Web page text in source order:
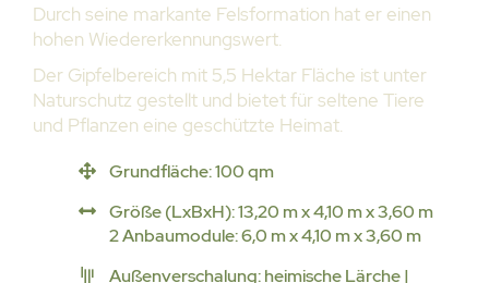
Durch seine markante Felsformation hat er einen
hohen Wiedererkennungswert.
Der Gipfelbereich mit 5,5 Hektar Fläche ist unter
Naturschutz gestellt und bietet für seltene Tiere
und Pflanzen eine geschützte Heimat.
Grundfläche: 100 qm
Größe (LxBxH): 13,20 m x 4,10 m x 3,60 m
2 Anbaumodule: 6,0 m x 4,10 m x 3,60 m
Außenverschalung: heimische Lärche |